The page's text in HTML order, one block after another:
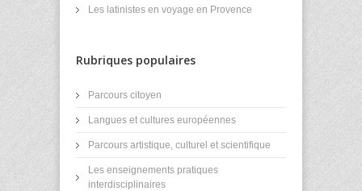
Les latinistes en voyage en Provence
Rubriques populaires
Parcours citoyen
Langues et cultures européennes
Parcours artistique, culturel et scientifique
Les enseignements pratiques
interdisciplinaires